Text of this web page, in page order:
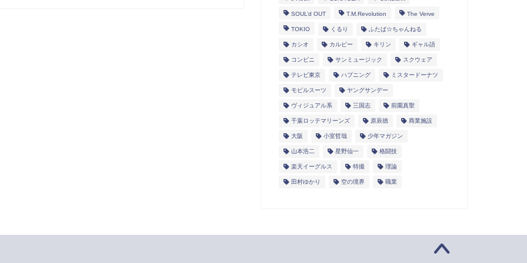
SOUL’d OUT T.M.Revolution The Verve
TOKIO くるり ふたば☆ちゃんねる
カシオ カルビー キリン ギャル語
コンビニ サンミュージック スクウェア
テレビ東京 ハプニング ミスタードーナツ
モビルスーツ ヤングサンデー
ヴィジュアル系 三国志 前園真聖
千葉ロッテマリーンズ 原辰徳 商業施設
大阪 小室哲哉 少年マガジン
山本浩二 星野仙一 格闘技
楽天イーグルス 特撮 理論
田村ゆかり 空の境界 職業